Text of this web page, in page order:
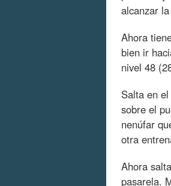
alcanzar
Ahora
bien ir
nivel 48
Salta en
sobre el
nenúfar
otra
Ahora
pasarela.